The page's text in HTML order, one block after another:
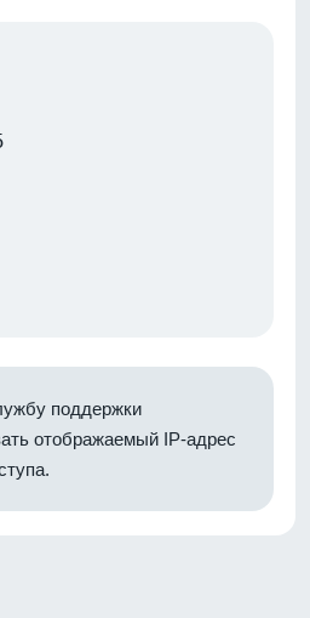
поддержки
отображаемый IP-адрес